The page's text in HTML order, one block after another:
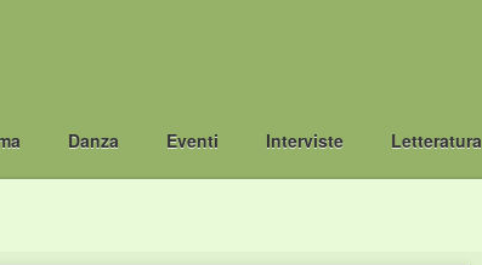
Danza Eventi Interviste Letteratura